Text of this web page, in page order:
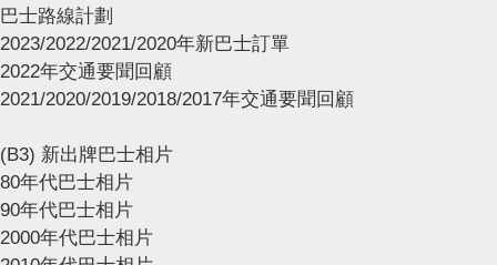
巴士路線計劃
2023/2022/2021/2020年新巴士訂單
2022年交通要聞回顧
2021/2020/2019/2018/2017年交通要聞回顧
(B3) 新出牌巴士相片
80年代巴士相片
90年代巴士相片
2000年代巴士相片